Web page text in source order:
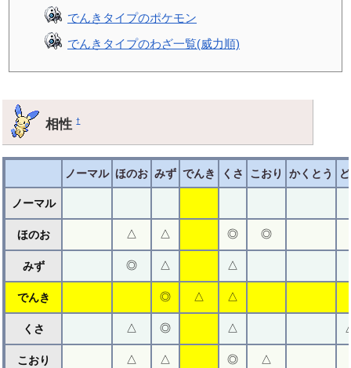
でんきタイプのポケモン
でんきタイプのわざ一覧(威力順)
相性†
ノーマル ほのお みず でんき くさ こおり かくとう
ノーマル
ほのお △ △ ◎ ◎
みず ◎ △ △
でんき ◎ △ △
くさ △ ◎ △
こおり △ △ ◎ △